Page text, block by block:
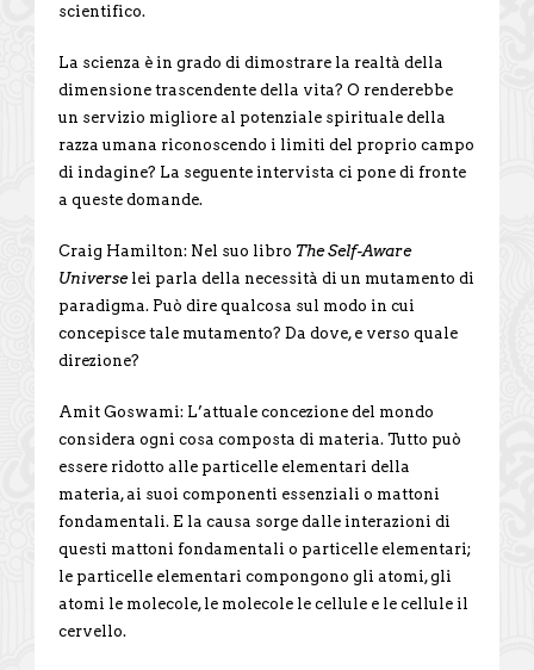
scientifico.
La scienza è in grado di dimostrare la realtà della
dimensione trascendente della vita? O renderebbe
un servizio migliore al potenziale spirituale della
razza umana riconoscendo i limiti del proprio campo
di indagine? La seguente intervista ci pone di fronte
a queste domande.
Craig Hamilton: Nel suo libro The Self-Aware
Universelei parla della necessità di un mutamento di
paradigma. Può dire qualcosa sul modo in cui
concepisce tale mutamento? Da dove, e verso quale
direzione?
Amit Goswami: L’attuale concezione del mondo
considera ogni cosa composta di materia. Tutto può
essere ridotto alle particelle elementari della
materia, ai suoi componenti essenziali o mattoni
fondamentali. E la causa sorge dalle interazioni di
questi mattoni fondamentali o particelle elementari;
le particelle elementari compongono gli atomi, gli
atomi le molecole, le molecole le cellule e le cellule il
cervello.